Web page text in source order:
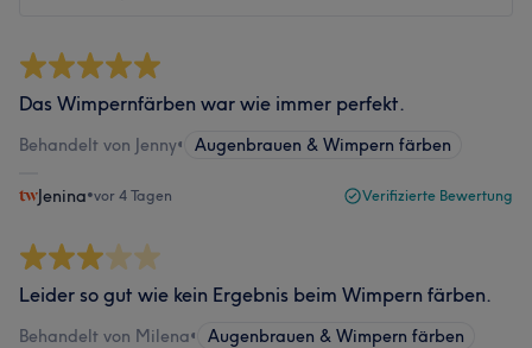
Das Wimpernfärben war wie immer perfekt.
Behandelt von Jenny• Augenbrauen & Wimpern färben
Jenina•vor 4 Tagen Verifizierte Bewertung
Leider so gut wie kein Ergebnis beim Wimpern färben.
Behandelt von Milena• Augenbrauen & Wimpern färben